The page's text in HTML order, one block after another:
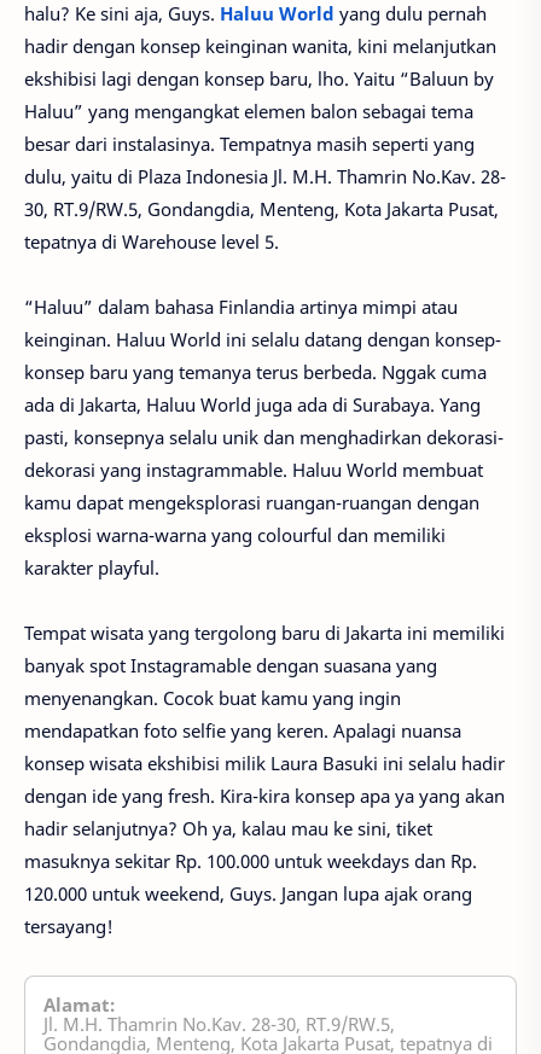
halu? Ke sini aja, Guys. Haluu World yang dulu pernah
hadir dengan konsep keinginan wanita, kini melanjutkan
ekshibisi lagi dengan konsep baru, lho. Yaitu “Baluun by
Haluu” yang mengangkat elemen balon sebagai tema
besar dari instalasinya. Tempatnya masih seperti yang
dulu, yaitu di Plaza Indonesia Jl. M.H. Thamrin No.Kav. 28-
30, RT.9/RW.5, Gondangdia, Menteng, Kota Jakarta Pusat,
tepatnya di Warehouse level 5.
“Haluu” dalam bahasa Finlandia artinya mimpi atau
keinginan. Haluu World ini selalu datang dengan konsep-
konsep baru yang temanya terus berbeda. Nggak cuma
ada di Jakarta, Haluu World juga ada di Surabaya. Yang
pasti, konsepnya selalu unik dan menghadirkan dekorasi-
dekorasi yang instagrammable. Haluu World membuat
kamu dapat mengeksplorasi ruangan-ruangan dengan
eksplosi warna-warna yang colourful dan memiliki
karakter playful.
Tempat wisata yang tergolong baru di Jakarta ini memiliki
banyak spot Instagramable dengan suasana yang
menyenangkan. Cocok buat kamu yang ingin
mendapatkan foto selfie yang keren. Apalagi nuansa
konsep wisata ekshibisi milik Laura Basuki ini selalu hadir
dengan ide yang fresh. Kira-kira konsep apa ya yang akan
hadir selanjutnya? Oh ya, kalau mau ke sini, tiket
masuknya sekitar Rp. 100.000 untuk weekdays dan Rp.
120.000 untuk weekend, Guys. Jangan lupa ajak orang
tersayang!
Alamat:
Jl. M.H. Thamrin No.Kav. 28-30, RT.9/RW.5,
Gondangdia, Menteng, Kota Jakarta Pusat, tepatnya di